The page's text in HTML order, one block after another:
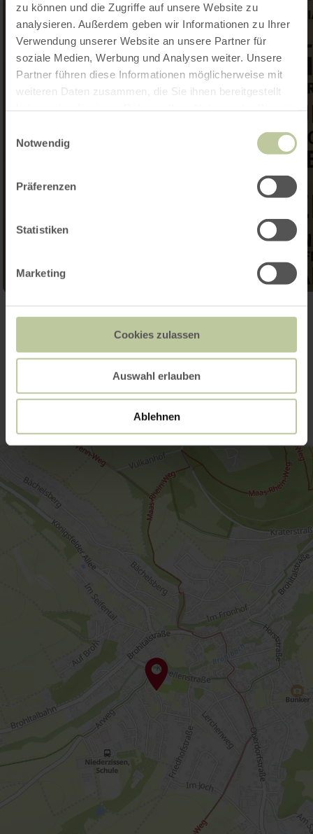
zu können und die Zugriffe auf unsere Website zu
analysieren. Außerdem geben wir Informationen zu Ihrer
Verwendung unserer Website an unsere Partner für
soziale Medien, Werbung und Analysen weiter. Unsere
Partner führen diese Informationen möglicherweise mit
weiteren Daten zusammen, die Sie ihnen bereitgestellt
Notwendig
Präferenzen
Statistiken
Marketing
Cookies zulassen
Auswahl erlauben
Ablehnen
Galerie öffnen
Kontakt